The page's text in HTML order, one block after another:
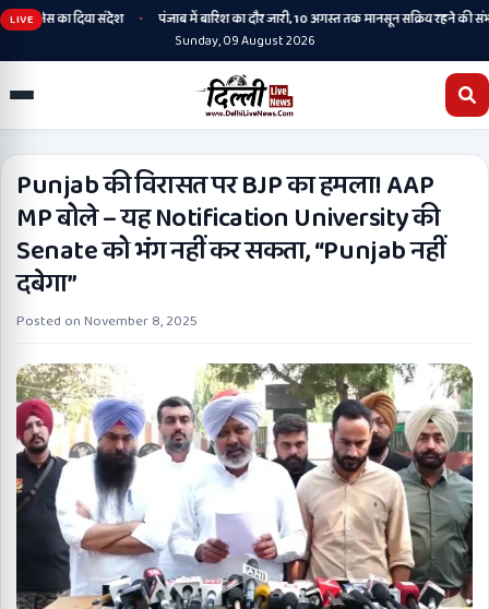
LIVEका दिया संदेश •
पंजाब में बारिश का दौर जारी, 10 अगस्त तक मानसून सक्रिय रहने की संभावना
Sunday, 09 August 2026
Punjab की विरासत पर BJP का हमला! AAP
MP बोले – यह Notification University की
Senate को भंग नहीं कर सकता, “Punjab नहीं
दबेगा”
Posted onNovember 8, 2025